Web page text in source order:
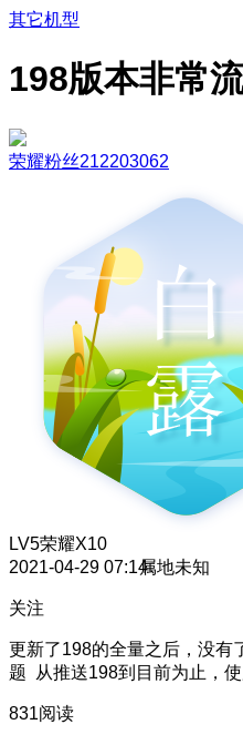
其它机型
198版本非常
荣耀粉丝212203062
LV5荣耀X10
2021-04-29 07:14属地未知
关注
更新了198的全量之后，没有
题 从推送198到目前为止，
831阅读